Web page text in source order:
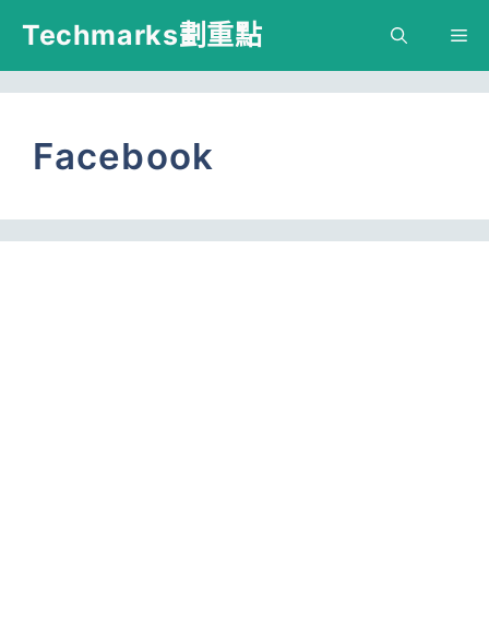
跳
主
容
Techmarks劃重點
Facebook